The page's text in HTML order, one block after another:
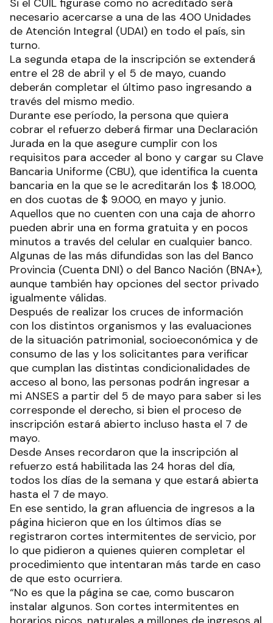
Si el CUIL figurase como no acreditado será
necesario acercarse a una de las 400 Unidades
de Atención Integral (UDAI) en todo el país, sin
turno.
La segunda etapa de la inscripción se extenderá
entre el 28 de abril y el 5 de mayo, cuando
deberán completar el último paso ingresando a
través del mismo medio.
Durante ese período, la persona que quiera
cobrar el refuerzo deberá firmar una Declaración
Jurada en la que asegure cumplir con los
requisitos para acceder al bono y cargar su Clave
Bancaria Uniforme (CBU), que identifica la cuenta
bancaria en la que se le acreditarán los $ 18.000,
en dos cuotas de $ 9.000, en mayo y junio.
Aquellos que no cuenten con una caja de ahorro
pueden abrir una en forma gratuita y en pocos
minutos a través del celular en cualquier banco.
Algunas de las más difundidas son las del Banco
Provincia (Cuenta DNI) o del Banco Nación (BNA+),
aunque también hay opciones del sector privado
igualmente válidas.
Después de realizar los cruces de información
con los distintos organismos y las evaluaciones
de la situación patrimonial, socioeconómica y de
consumo de las y los solicitantes para verificar
que cumplan las distintas condicionalidades de
acceso al bono, las personas podrán ingresar a
mi ANSES a partir del 5 de mayo para saber si les
corresponde el derecho, si bien el proceso de
inscripción estará abierto incluso hasta el 7 de
mayo.
Desde Anses recordaron que la inscripción al
refuerzo está habilitada las 24 horas del día,
todos los días de la semana y que estará abierta
hasta el 7 de mayo.
En ese sentido, la gran afluencia de ingresos a la
página hicieron que en los últimos días se
registraron cortes intermitentes de servicio, por
lo que pidieron a quienes quieren completar el
procedimiento que intentaran más tarde en caso
de que esto ocurriera.
“No es que la página se cae, como buscaron
instalar algunos. Son cortes intermitentes en